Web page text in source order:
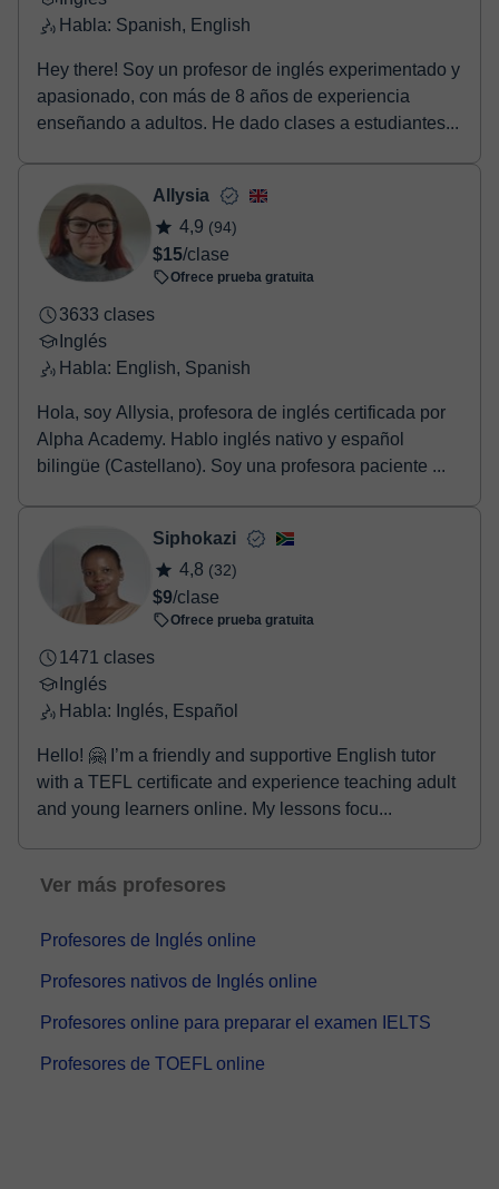
Habla: Spanish, English
Hey there! Soy un profesor de inglés experimentado y
apasionado, con más de 8 años de experiencia
enseñando a adultos. He dado clases a estudiantes...
Allysia
4,9 (94)
$15/clase
Ofrece prueba gratuita
3633 clases
Inglés
Habla: English, Spanish
Hola, soy Allysia, profesora de inglés certificada por
Alpha Academy. Hablo inglés nativo y español
bilingüe (Castellano). Soy una profesora paciente ...
Siphokazi
4,8 (32)
$9/clase
Ofrece prueba gratuita
1471 clases
Inglés
Habla: Inglés, Español
Hello! 🤗 I’m a friendly and supportive English tutor
with a TEFL certificate and experience teaching adult
and young learners online. My lessons focu...
Ver más profesores
Profesores de Inglés online
Profesores nativos de Inglés online
Profesores online para preparar el examen IELTS
Profesores de TOEFL online